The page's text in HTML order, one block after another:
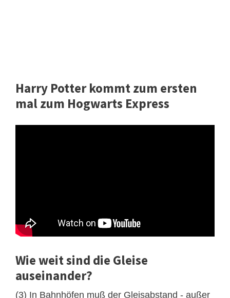
Harry Potter kommt zum ersten
mal zum Hogwarts Express
Wie weit sind die Gleise
auseinander?
(3) In Bahnhöfen muß der Gleisabstand - außer